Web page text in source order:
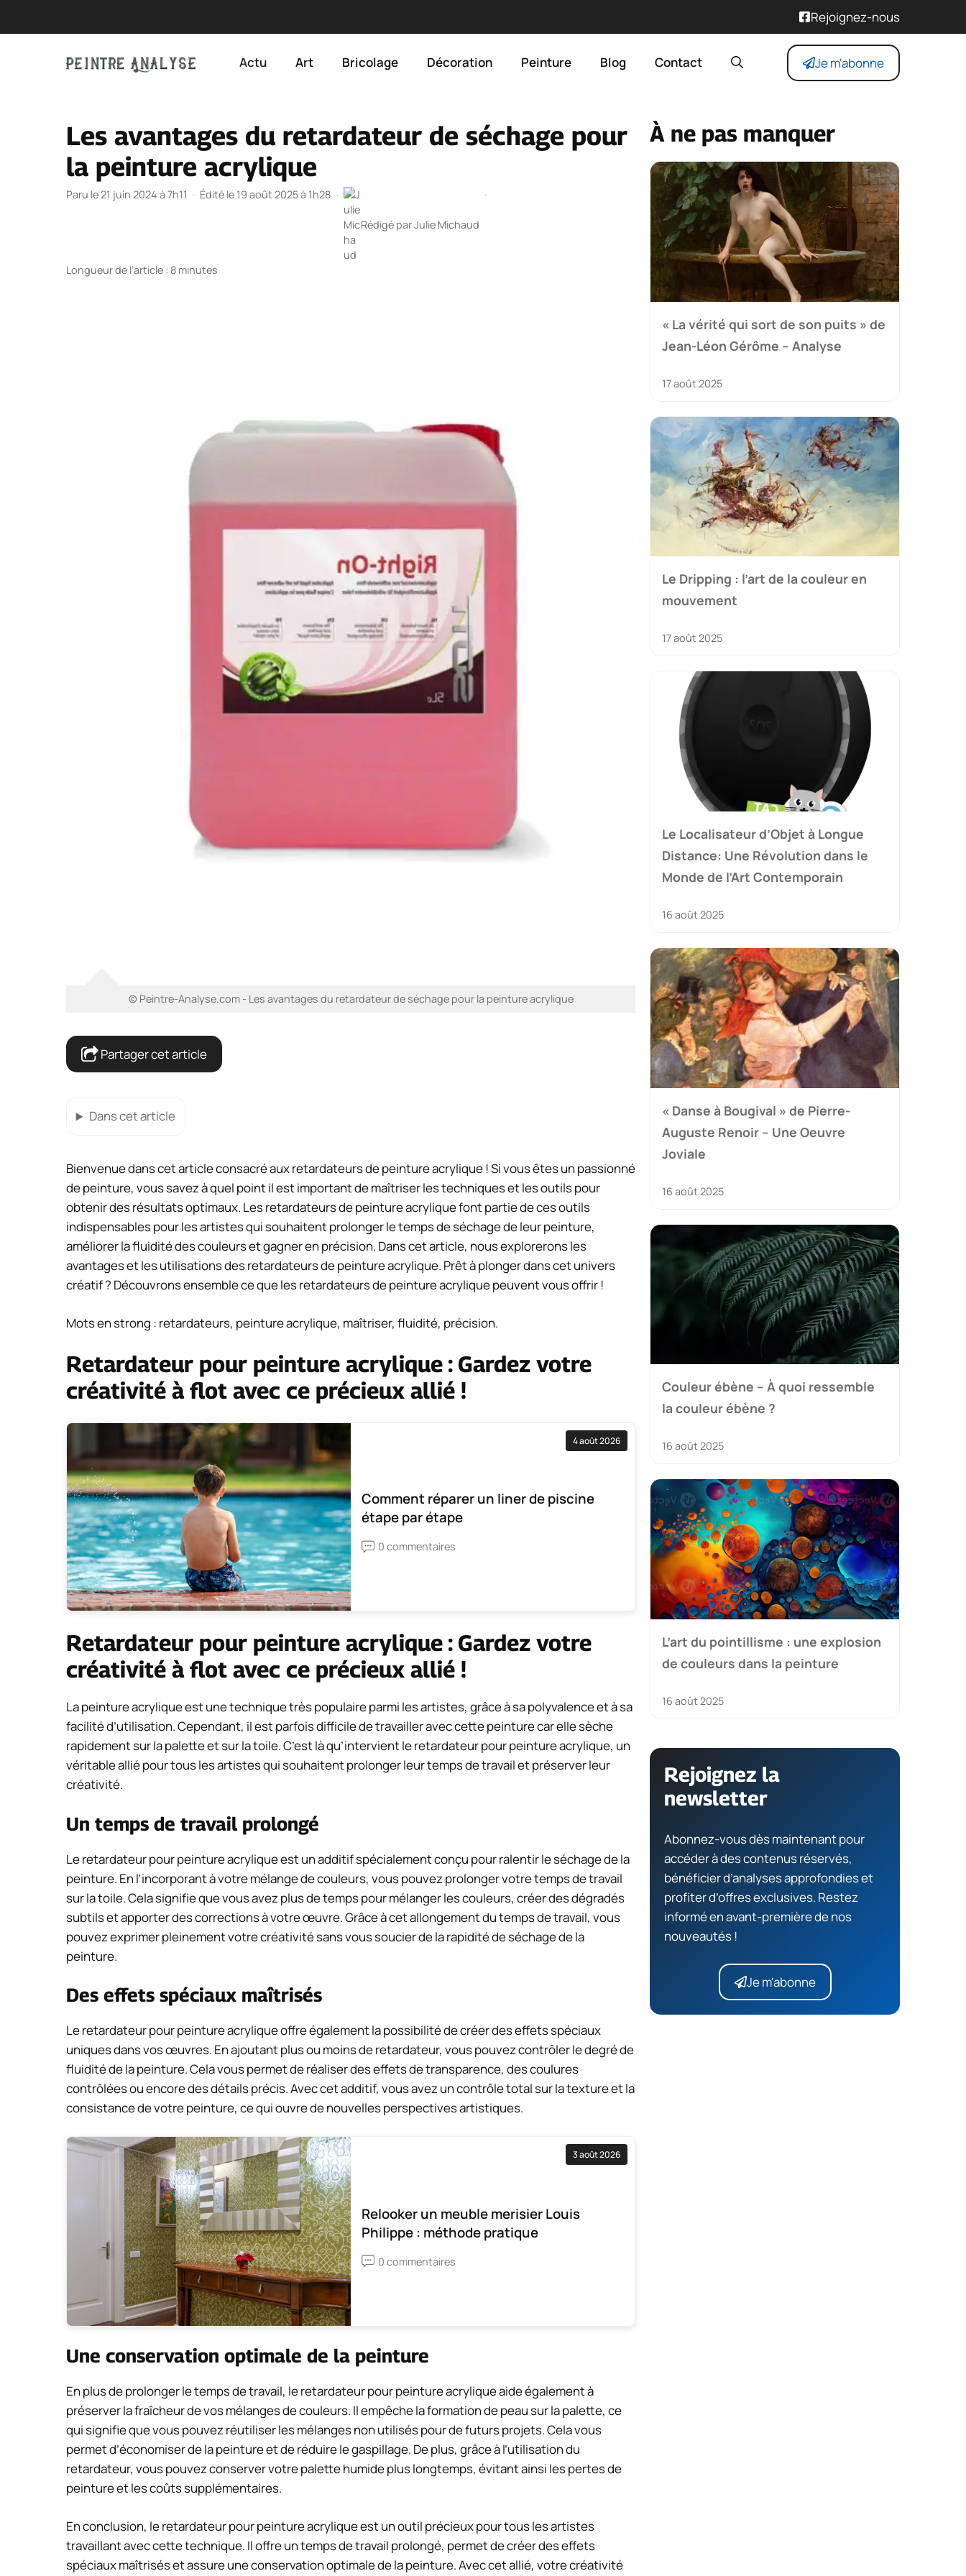
Rejoignez-nous
Actu Art Bricolage Décoration Peinture Blog Contact Je m'abonne
Les avantages du retardateur de séchage pour
la peinture acrylique
Paru le 21 juin 2024 à 7h11 · Édité le 19 août 2025 à 1h28 ·
Rédigé parJulie Michaud
·
Longueur de l’article : 8 minutes
© Peintre-Analyse.com - Les avantages du retardateur de séchage pour la peinture acrylique
Partager cet article
Dans cet article
Bienvenue dans cet article consacré aux retardateurs de peinture acrylique ! Si vous êtes un passionné
de peinture, vous savez à quel point il est important de maîtriser les techniques et les outils pour
obtenir des résultats optimaux. Les retardateurs de peinture acrylique font partie de ces outils
indispensables pour les artistes qui souhaitent prolonger le temps de séchage de leur peinture,
améliorer la fluidité des couleurs et gagner en précision. Dans cet article, nous explorerons les
avantages et les utilisations des retardateurs de peinture acrylique. Prêt à plonger dans cet univers
créatif ? Découvrons ensemble ce que les retardateurs de peinture acrylique peuvent vous offrir !
Mots en strong : retardateurs, peinture acrylique, maîtriser, fluidité, précision.
Retardateur pour peinture acrylique : Gardez votre
créativité à flot avec ce précieux allié !
4 août 2026
Comment réparer un liner de piscine
étape par étape
0 commentaires
Retardateur pour peinture acrylique : Gardez votre
créativité à flot avec ce précieux allié !
La peinture acrylique est une technique très populaire parmi les artistes, grâce à sa polyvalence et à sa
facilité d’utilisation. Cependant, il est parfois difficile de travailler avec cette peinture car elle sèche
rapidement sur la palette et sur la toile. C’est là qu’intervient le retardateur pour peinture acrylique, un
véritable allié pour tous les artistes qui souhaitent prolonger leur temps de travail et préserver leur
créativité.
Un temps de travail prolongé
Le retardateur pour peinture acrylique est un additif spécialement conçu pour ralentir le séchage de la
peinture. En l’incorporant à votre mélange de couleurs, vous pouvez prolonger votre temps de travail
sur la toile. Cela signifie que vous avez plus de temps pour mélanger les couleurs, créer des dégradés
subtils et apporter des corrections à votre œuvre. Grâce à cet allongement du temps de travail, vous
pouvez exprimer pleinement votre créativité sans vous soucier de la rapidité de séchage de la
peinture.
Des effets spéciaux maîtrisés
Le retardateur pour peinture acrylique offre également la possibilité de créer des effets spéciaux
uniques dans vos œuvres. En ajoutant plus ou moins de retardateur, vous pouvez contrôler le degré de
fluidité de la peinture. Cela vous permet de réaliser des effets de transparence, des coulures
contrôlées ou encore des détails précis. Avec cet additif, vous avez un contrôle total sur la texture et la
consistance de votre peinture, ce qui ouvre de nouvelles perspectives artistiques.
3 août 2026
Relooker un meuble merisier Louis
Philippe : méthode pratique
0 commentaires
Une conservation optimale de la peinture
En plus de prolonger le temps de travail, le retardateur pour peinture acrylique aide également à
préserver la fraîcheur de vos mélanges de couleurs. Il empêche la formation de peau sur la palette, ce
qui signifie que vous pouvez réutiliser les mélanges non utilisés pour de futurs projets. Cela vous
permet d’économiser de la peinture et de réduire le gaspillage. De plus, grâce à l’utilisation du
retardateur, vous pouvez conserver votre palette humide plus longtemps, évitant ainsi les pertes de
peinture et les coûts supplémentaires.
En conclusion, le retardateur pour peinture acrylique est un outil précieux pour tous les artistes
travaillant avec cette technique. Il offre un temps de travail prolongé, permet de créer des effets
spéciaux maîtrisés et assure une conservation optimale de la peinture. Avec cet allié, votre créativité
À ne pas manquer
« La vérité qui sort de son puits » de
Jean-Léon Gérôme – Analyse
17 août 2025
Le Dripping : l’art de la couleur en
mouvement
17 août 2025
Le Localisateur d’Objet à Longue
Distance: Une Révolution dans le
Monde de l’Art Contemporain
16 août 2025
« Danse à Bougival » de Pierre-
Auguste Renoir – Une Oeuvre
Joviale
16 août 2025
Couleur ébène – À quoi ressemble
la couleur ébène ?
16 août 2025
L’art du pointillisme : une explosion
de couleurs dans la peinture
16 août 2025
Rejoignez la
newsletter
Abonnez-vous dès maintenant pour
accéder à des contenus réservés,
bénéficier d’analyses approfondies et
profiter d’offres exclusives. Restez
informé en avant-première de nos
nouveautés !
Je m'abonne